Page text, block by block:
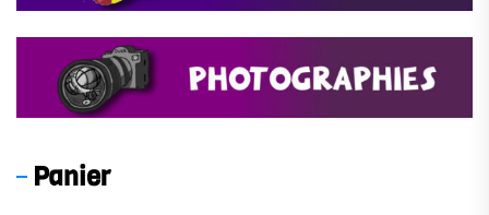
Panier